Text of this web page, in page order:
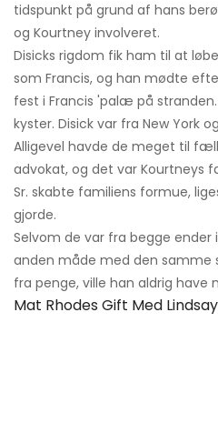
tidspunkt på grund af hans
og Kourtney involveret.
Disicks rigdom fik ham til at
som Francis, og han mødte
fest i Francis 'palæ på
kyster. Disick var fra New York
Alligevel havde de meget til
advokat, og det var Kourtneys
Sr. skabte familiens formue,
gjorde.
Selvom de var fra begge ender
anden måde med den samme
fra penge, ville han aldrig have
Mat Rhodes Gift Med